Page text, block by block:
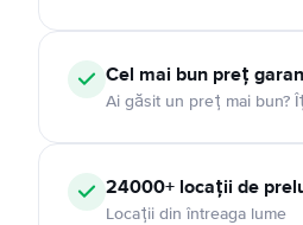
Cel mai bun preț
Ai găsit un preț mai bun?
24000+ locații de
Locații din întreaga lume